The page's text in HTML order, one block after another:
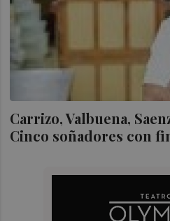
Carrizo, Valbuena,
Cinco soñadores con